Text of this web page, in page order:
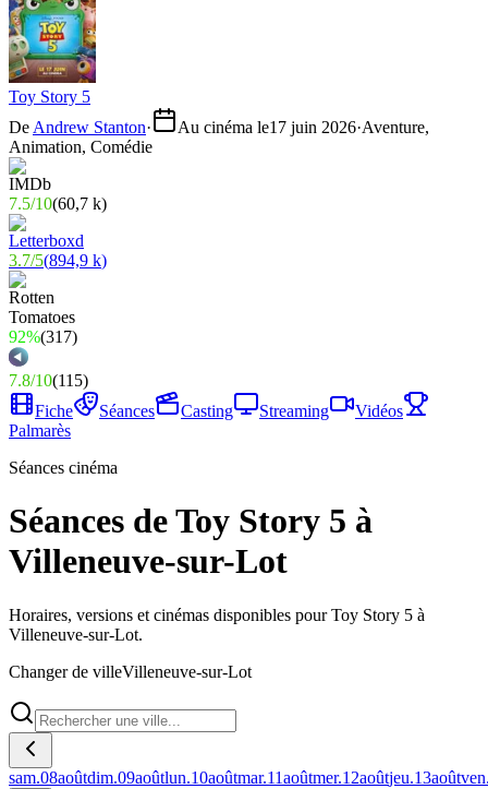
Toy Story 5
De Andrew Stanton· Au cinéma le17 juin 2026·Aventure,
Animation, Comédie
7.5/10(60,7 k)
3.7/5(894,9 k)
92%(317)
7.8/10(115)
Fiche
Séances Casting Streaming
Vidéos
Palmarès
Séances cinéma
Séances de Toy Story 5 à
Villeneuve-sur-Lot
Horaires, versions et cinémas disponibles pour Toy Story 5 à
Villeneuve-sur-Lot.
Changer de villeVilleneuve-sur-Lot
sam.08aoûtdim.09aoûtlun.10aoûtmar.11aoûtmer.12aoûtjeu.13août